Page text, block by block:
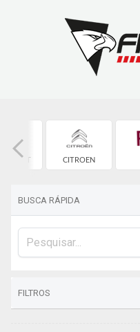
CITROEN
BUSCA RÁPIDA
FILTROS